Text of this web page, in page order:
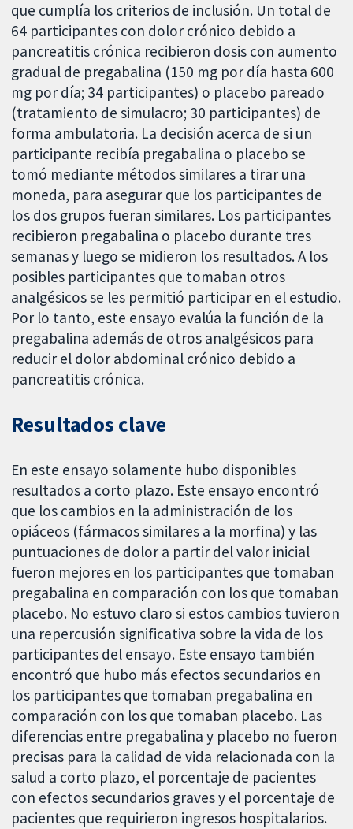
que cumplía los criterios de inclusión. Un total de
64 participantes con dolor crónico debido a
pancreatitis crónica recibieron dosis con aumento
gradual de pregabalina (150 mg por día hasta 600
mg por día; 34 participantes) o placebo pareado
(tratamiento de simulacro; 30 participantes) de
forma ambulatoria. La decisión acerca de si un
participante recibía pregabalina o placebo se
tomó mediante métodos similares a tirar una
moneda, para asegurar que los participantes de
los dos grupos fueran similares. Los participantes
recibieron pregabalina o placebo durante tres
semanas y luego se midieron los resultados. A los
posibles participantes que tomaban otros
analgésicos se les permitió participar en el estudio.
Por lo tanto, este ensayo evalúa la función de la
pregabalina además de otros analgésicos para
reducir el dolor abdominal crónico debido a
pancreatitis crónica.
Resultados clave
En este ensayo solamente hubo disponibles
resultados a corto plazo. Este ensayo encontró
que los cambios en la administración de los
opiáceos (fármacos similares a la morfina) y las
puntuaciones de dolor a partir del valor inicial
fueron mejores en los participantes que tomaban
pregabalina en comparación con los que tomaban
placebo. No estuvo claro si estos cambios tuvieron
una repercusión significativa sobre la vida de los
participantes del ensayo. Este ensayo también
encontró que hubo más efectos secundarios en
los participantes que tomaban pregabalina en
comparación con los que tomaban placebo. Las
diferencias entre pregabalina y placebo no fueron
precisas para la calidad de vida relacionada con la
salud a corto plazo, el porcentaje de pacientes
con efectos secundarios graves y el porcentaje de
pacientes que requirieron ingresos hospitalarios.